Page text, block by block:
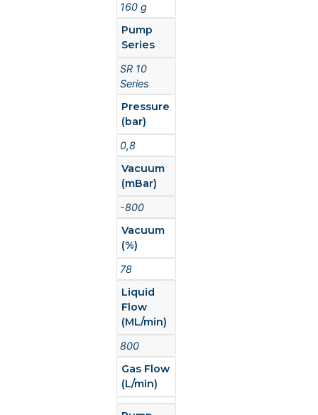
160 g
Pump
Series
SR 10
Series
Pressure
(bar)
0,8
Vacuum
(mBar)
-800
Vacuum
(%)
78
Liquid
Flow
(ML/min)
800
Gas Flow
(L/min)